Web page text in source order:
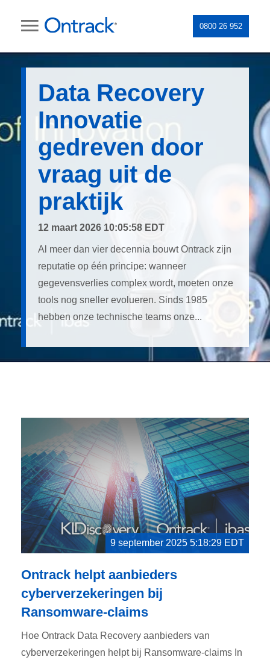
0800 26 952
Data Recovery
Innovatie
gedreven door
vraag uit de
praktijk
12 maart 2026 10:05:58 EDT
Al meer dan vier decennia bouwt Ontrack zijn
reputatie op één principe: wanneer
gegevensverlies complex wordt, moeten onze
tools nog sneller evolueren. Sinds 1985
hebben onze technische teams onze...
9 september 2025 5:18:29 EDT
Ontrack helpt aanbieders
cyberverzekeringen bij
Ransomware-claims
Hoe Ontrack Data Recovery aanbieders van
cyberverzekeringen helpt bij Ransomware-claims In